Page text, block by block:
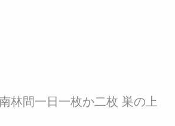
林間一日一枚か二枚 巣の上